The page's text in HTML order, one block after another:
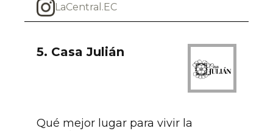
LaCentral.EC
5. Casa Julián
Qué mejor lugar para vivir la